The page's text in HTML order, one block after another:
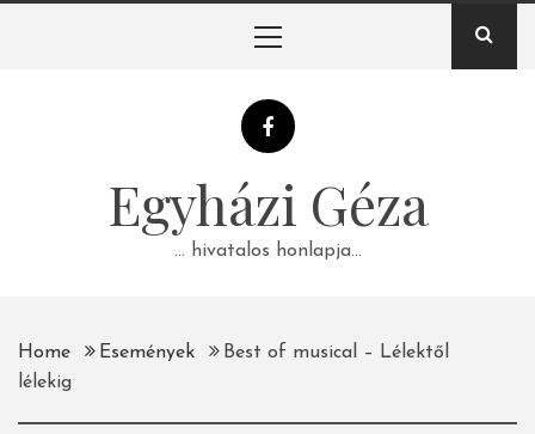
Egyházi Géza
… hivatalos honlapja…
Home Események
Best of musical – Lélektől
lélekig